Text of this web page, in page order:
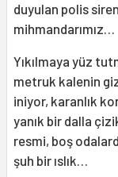
duyulan polis
mihmandarımız…
Yıkılmaya yüz
metruk kalenin
iniyor, karanlık
yanık bir dalla
resmi, boş
şuh bir ıslık…